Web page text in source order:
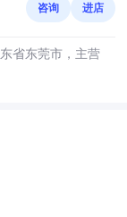
咨询 进店
省东莞市，主营